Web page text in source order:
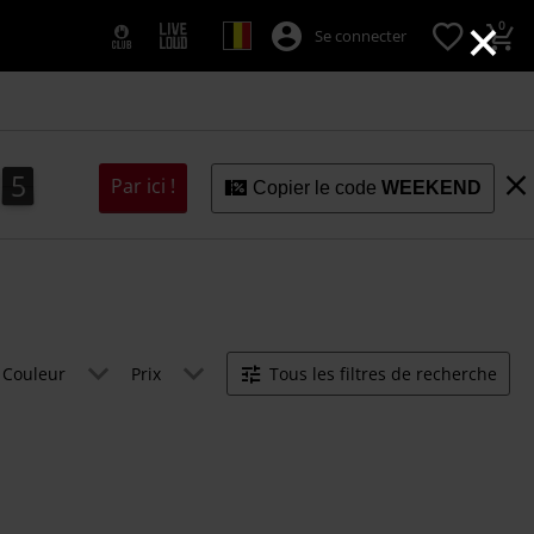
×
Se connecter 0
4
5
4
6
5 Par ici ! Copier le codeWEEKEND
Couleur Prix Tous les filtres de recherche